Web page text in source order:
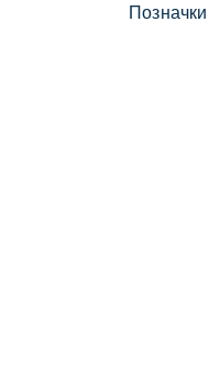
Позначки